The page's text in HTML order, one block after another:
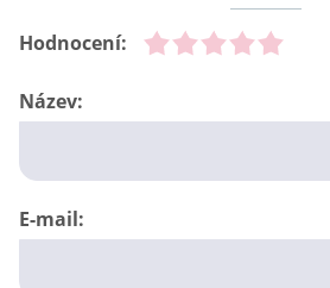
Hodnocení:
Název:
E-mail: